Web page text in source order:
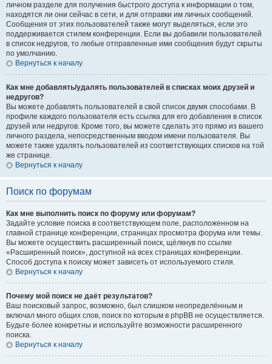
личном разделе для получения быстрого доступа к информации о том,
находятся ли они сейчас в сети, и для отправки им личных сообщений.
Сообщения от этих пользователей также могут выделяться, если это
поддерживается стилем конференции. Если вы добавили пользователей
в список недругов, то любые отправленные ими сообщения будут скрыты
по умолчанию.
Вернуться к началу
Как мне добавлять/удалять пользователей в списках моих друзей и
недругов?
Вы можете добавлять пользователей в свой список двумя способами. В
профиле каждого пользователя есть ссылка для его добавления в список
друзей или недругов. Кроме того, вы можете сделать это прямо из вашего
личного раздела, непосредственным вводом имени пользователя. Вы
можете также удалять пользователей из соответствующих списков на той
же странице.
Вернуться к началу
Поиск по форумам
Как мне выполнить поиск по форуму или форумам?
Задайте условие поиска в соответствующем поле, расположенном на
главной странице конференции, страницах просмотра форума или темы.
Вы можете осуществить расширенный поиск, щёлкнув по ссылке
«Расширенный поиск», доступной на всех страницах конференции.
Способ доступа к поиску может зависеть от используемого стиля.
Вернуться к началу
Почему мой поиск не даёт результатов?
Ваш поисковый запрос, возможно, был слишком неопределённым и
включал много общих слов, поиск по которым в phpBB не осуществляется.
Будьте более конкретны и используйте возможности расширенного
поиска.
Вернуться к началу